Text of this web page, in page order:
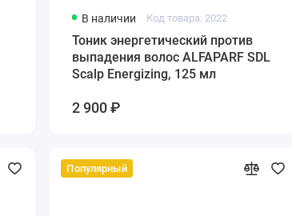
В наличии Код товара: 2022
Тоник энергетический против
выпадения волос ALFAPARF SDL
Scalp Energizing, 125 мл
2 900 ₽
Популярный